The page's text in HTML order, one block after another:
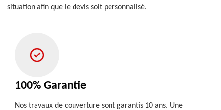
situation afin que le devis soit personnalisé.
100% Garantie
Nos travaux de couverture sont garantis 10 ans. Une